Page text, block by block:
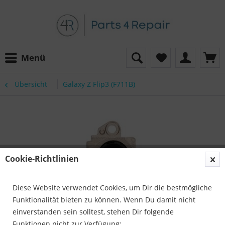
Menü
Übersicht Galaxy Z Flip3 (F711B)
Cookie-Richtlinien
Diese Website verwendet Cookies, um Dir die bestmögliche
Funktionalität bieten zu können. Wenn Du damit nicht
einverstanden sein solltest, stehen Dir folgende